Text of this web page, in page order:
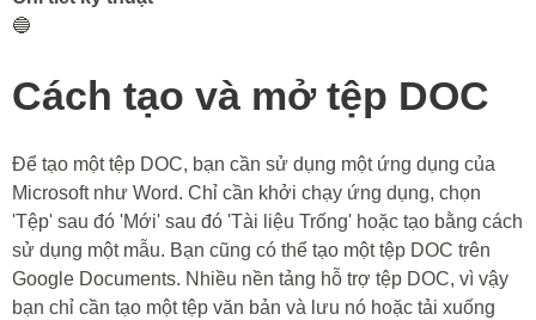
🔵
Cách tạo và mở tệp DOC
Để tạo một tệp DOC, bạn cần sử dụng một ứng dụng của
Microsoft như Word. Chỉ cần khởi chạy ứng dụng, chọn
'Tệp' sau đó 'Mới' sau đó 'Tài liệu Trống' hoặc tạo bằng cách
sử dụng một mẫu. Bạn cũng có thể tạo một tệp DOC trên
Google Documents. Nhiều nền tảng hỗ trợ tệp DOC, vì vậy
bạn chỉ cần tạo một tệp văn bản và lưu nó hoặc tải xuống